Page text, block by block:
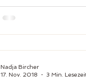
Nadja Bircher
17. Nov. 2018
3 Min.